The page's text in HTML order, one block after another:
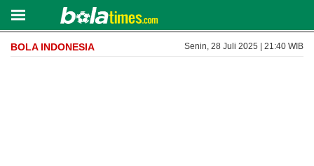
BOLA INDONESIA Senin, 28 Juli 2025 | 21:40 WIB